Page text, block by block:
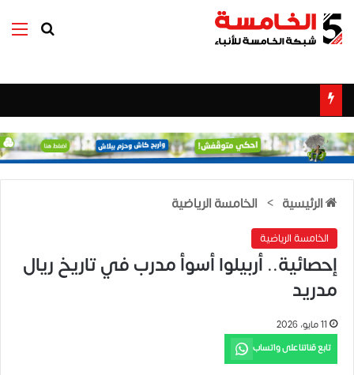
بحث عن
الرئيسية > الخامسة الرياضية
الخامسة الرياضية
إحصائية.. أربيلوا أسوأ مدرب في تاريخ ريال
مدريد
11 مايو، 2026
تابع قناتنا على واتساب